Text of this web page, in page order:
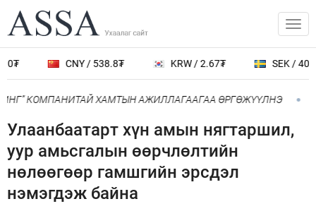
CNY / 538.8₮ KRW / 2.67₮ SEK /
КОМПАНИТАЙ ХАМТЫН АЖИЛЛАГААГАА ӨРГӨЖҮҮЛНЭ
Улаанбаатарт хүн амын нягтаршил,
уур амьсгалын өөрчлөлтийн
нөлөөгөөр гамшгийн эрсдэл
нэмэгдэж байна